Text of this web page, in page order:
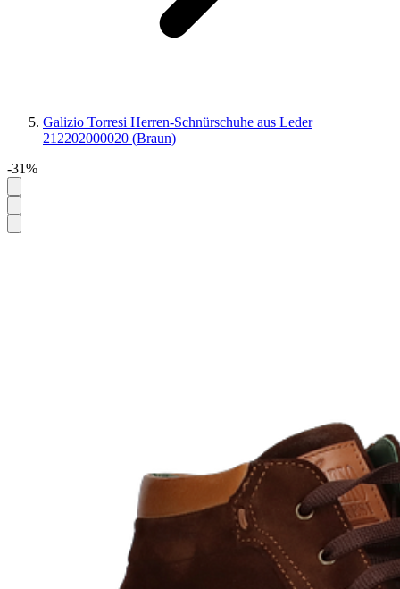
Galizio Torresi Herren-Schnürschuhe aus Leder
212202000020 (Braun)
-31%